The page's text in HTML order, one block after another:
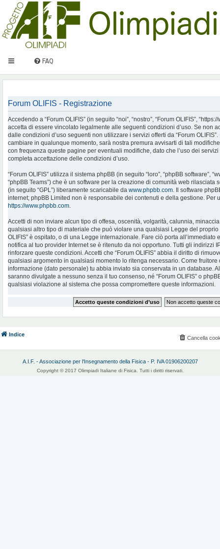
FAQ
Forum OLIFIS - Registrazione
Accedendo a “Forum OLIFIS” (in seguito “noi”, “nostro”, “Forum OLIFIS”,
accetta di essere vincolato legalmente alle seguenti condizioni d’uso. Se non
dalle condizioni d’uso seguenti non utilizzare i servizi offerti da “Forum
cambiare in qualunque momento, sarà nostra premura avvisarti di tali
con frequenza queste pagine per eventuali modifiche, dato che l’uso dei servizi
completa accettazione delle condizioni d’uso.
“Forum OLIFIS” utilizza il sistema phpBB (in seguito “loro”, “phpBB software”,
“phpBB Teams”) che è un software per la creazione di comunità web rilasciata
(in seguito “GPL”) liberamente scaricabile da www.phpbb.com. Il software
internet; phpBB Limited non è responsabile dei contenuti e della gestione. Per
https://www.phpbb.com.
Accetti di non inviare alcun tipo di offesa, oscenità, volgarità, calunnia,
qualsiasi altro tipo di materiale che può violare una qualsiasi Legge del proprio
OLIFIS” è ospitato, o di una Legge internazionale. Fare ciò porta
notifica al tuo provider Internet se è ritenuto da noi opportuno. Tutti gli indirizzi
rinforzare queste condizioni. Accetti che “Forum OLIFIS” abbia il diritto di
qualsiasi argomento in qualsiasi momento lo ritenga necessario. Come
informazione (dato personale) tu abbia inviato sia conservata in un database.
saranno divulgate a nessuno senza il tuo consenso, né “Forum OLIFIS” o
qualsiasi violazione al sistema che possa compromettere queste informazioni.
Indice
Cancella
A.I.F. - Associazione per l'Insegnamento della Fisica - P. IVA 01906200207
Copyright © 2017 Olimpiadi Italiane di Fisica. Tutti i diritti riservati.